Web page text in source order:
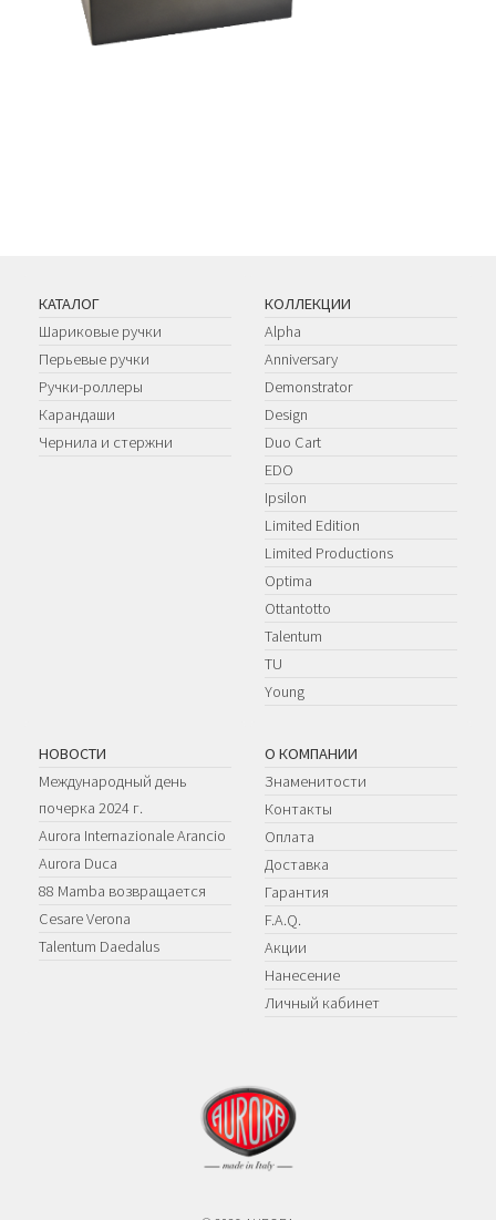
КАТАЛОГ
Шариковые ручки
Перьевые ручки
Ручки-роллеры
Карандаши
Чернила и стержни
КОЛЛЕКЦИИ
Alpha
Anniversary
Demonstrator
Design
Duo Cart
EDO
Ipsilon
Limited Edition
Limited Productions
Optima
Ottantotto
Talentum
TU
Young
НОВОСТИ
Международный день
почерка 2024 г.
Aurora Internazionale Arancio
Aurora Duca
88 Mamba возвращается
Cesare Verona
Talentum Daedalus
О КОМПАНИИ
Знаменитости
Контакты
Оплата
Доставка
Гарантия
F.A.Q.
Акции
Нанесение
Личный кабинет